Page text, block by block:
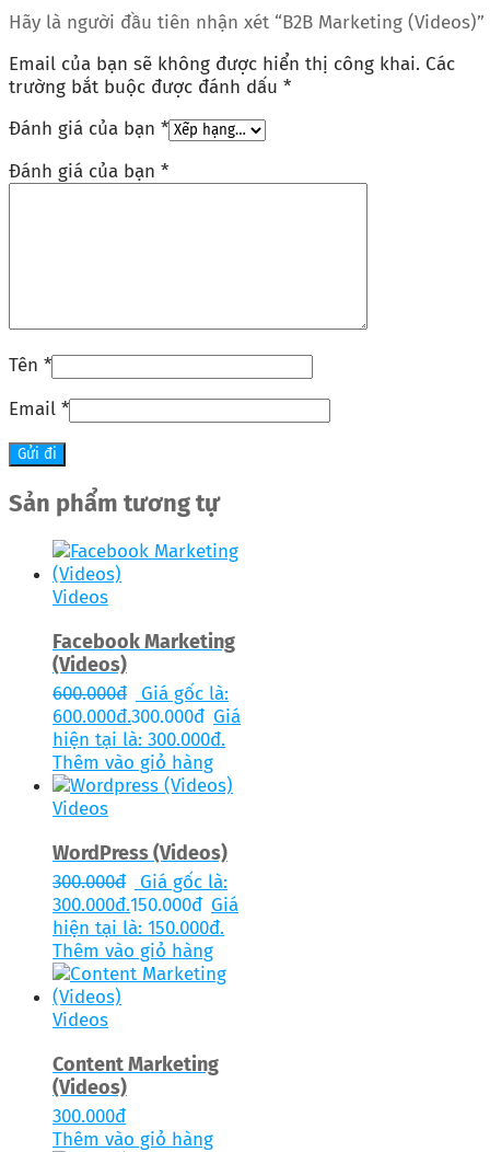
Hãy là người đầu tiên nhận xét “B2B Marketing (Videos)”
Email của bạn sẽ không được hiển thị công khai. Các
trường bắt buộc được đánh dấu *
Đánh giá của bạn *
Đánh giá của bạn *
Tên *
Email *
Sản phẩm tương tự
Videos
Facebook Marketing
(Videos)
600.000đ
Giá gốc là:
600.000đ.300.000đ Giá
hiện tại là: 300.000đ.
Thêm vào giỏ hàng
Videos
WordPress (Videos)
300.000đ
Giá gốc là:
300.000đ.150.000đ Giá
hiện tại là: 150.000đ.
Thêm vào giỏ hàng
Videos
Content Marketing
(Videos)
300.000đ
Thêm vào giỏ hàng